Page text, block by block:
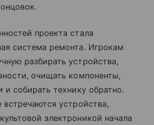
проекта стала
система ремонта. Игрокам
разбирать устройства,
очищать компоненты,
и собирать технику обратно.
устройства,
электроникой начала